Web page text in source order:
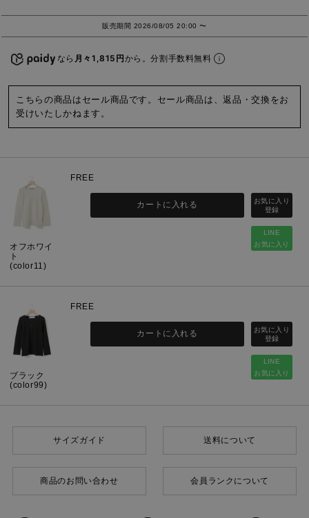
販売期間 2026/08/05 20:00〜
なら 月々1,815円から。分割手数料無料
こちらの商品はセール商品です。セール商品は、返品・交換をお
受けいたしかねます。
オフホワイ
ト
(color11)
FREE
LINE
お気に入り
カートに入れる
ブラック
(color99)
FREE
LINE
お気に入り
カートに入れる
サイズガイド 送料について
商品のお問い合わせ 会員ランクについて